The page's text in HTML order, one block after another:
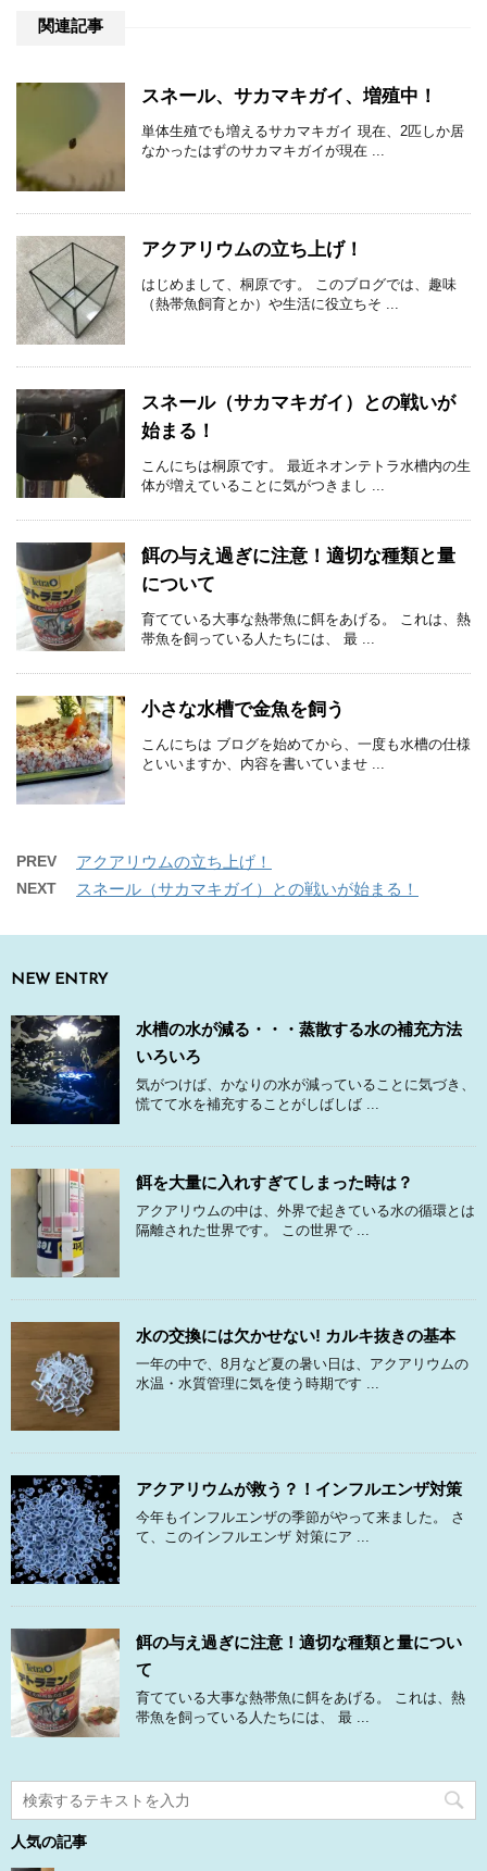
関連記事
スネール、サカマキガイ、増殖中！
単体生殖でも増えるサカマキガイ 現在、2匹しか居
なかったはずのサカマキガイが現在 ...
アクアリウムの立ち上げ！
はじめまして、桐原です。 このブログでは、趣味
（熱帯魚飼育とか）や生活に役立ちそ ...
スネール（サカマキガイ）との戦いが
始まる！
こんにちは桐原です。 最近ネオンテトラ水槽内の生
体が増えていることに気がつきまし ...
餌の与え過ぎに注意！適切な種類と量
について
育てている大事な熱帯魚に餌をあげる。 これは、熱
帯魚を飼っている人たちには、 最 ...
小さな水槽で金魚を飼う
こんにちは ブログを始めてから、一度も水槽の仕様
といいますか、内容を書いていませ ...
PREV アクアリウムの立ち上げ！
NEXT スネール（サカマキガイ）との戦いが始まる！
NEW ENTRY
水槽の水が減る・・・蒸散する水の補充方法
いろいろ
気がつけば、かなりの水が減っていることに気づき、
慌てて水を補充することがしばしば ...
餌を大量に入れすぎてしまった時は？
アクアリウムの中は、外界で起きている水の循環とは
隔離された世界です。 この世界で ...
水の交換には欠かせない! カルキ抜きの基本
一年の中で、8月など夏の暑い日は、アクアリウムの
水温・水質管理に気を使う時期です ...
アクアリウムが救う？！インフルエンザ対策
今年もインフルエンザの季節がやって来ました。 さ
て、このインフルエンザ 対策にア ...
餌の与え過ぎに注意！適切な種類と量につい
て
育てている大事な熱帯魚に餌をあげる。 これは、熱
帯魚を飼っている人たちには、 最 ...
人気の記事